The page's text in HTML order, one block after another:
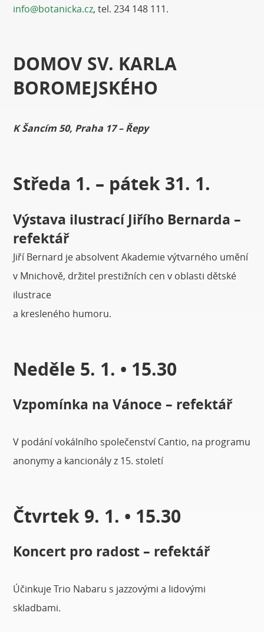
info@botanicka.cz, tel. 234 148 111.
DOMOV SV. KARLA
BOROMEJSKÉHO
K Šancím 50, Praha 17 – Řepy
Středa 1. – pátek 31. 1.
Výstava ilustrací Jiřího Bernarda –
refektář
Jiří Bernard je absolvent Akademie výtvarného umění
v Mnichově, držitel prestižních cen v oblasti dětské
ilustrace
a kresleného humoru.
Neděle 5. 1. • 15.30
Vzpomínka na Vánoce – refektář
V podání vokálního společenství Cantio, na programu
anonymy a kancionály z 15. století
Čtvrtek 9. 1. • 15.30
Koncert pro radost – refektář
Účinkuje Trio Nabaru s jazzovými a lidovými
skladbami.